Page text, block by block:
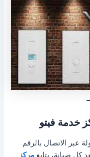
خدمة فيتو
عبر الاتصال بالرقم
كل صيانة، يتابعمركز